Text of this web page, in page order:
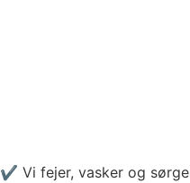
✔️ Vi fejer, vasker og